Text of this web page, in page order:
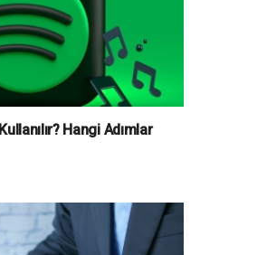
Hangi Adımlar